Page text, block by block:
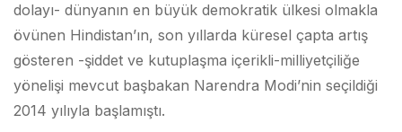
dolayı- dünyanın en büyük demokratik ülkesi olmakla
övünen Hindistan’ın, son yıllarda küresel çapta artış
gösteren -şiddet ve kutuplaşma içerikli-milliyetçiliğe
yönelişi mevcut başbakan Narendra Modi’nin seçildiği
2014 yılıyla başlamıştı.